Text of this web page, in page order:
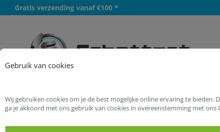
Gebruik van cookies
Wij gebruiken cookies om je de best mogelijke online ervaring te bieden.
ga je akkoord met ons gebruik van cookies in overeenstemming met ons
Gratis verzending vanaf €100 *
Startpagina
Bevestigingsmaterialen
Veren
Trekveren